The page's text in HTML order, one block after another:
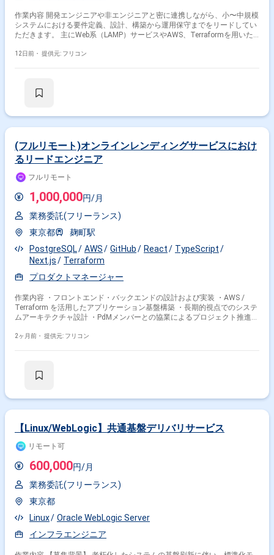
作業内容 開発エンジニアや非エンジニアと密に連携しながら、小〜中規模
システムにおける要件定義、設計、構築から運用保守までをリードしてい
ただきます。 主にWeb系（LAMP）サービスやAWS、Terraformを用いた
成・実施、障害対応、さらには実装方針の検討やコードレビューなど、イ
12日前・ 提供元: フリコン
(フルリモート)オンラインレンディングサービスにおけ
るリードエンジニア
フルリモート
1,000,000円/月
業務委託(フリーランス)
東京都
麹町駅
PostgreSQL
AWS GitHub React
TypeScript
Next.js
Terraform
プロダクトマネージャー
作業内容 ・フロントエンド・バックエンドの設計および実装 ・AWS /
Terraform を活用したアプリケーション基盤構築 ・長期的視点でのシステ
ムアーキテクチャ設計 ・PdMメンバーとの協業によるプロジェクト推進
2ヶ月前・ 提供元: フリコン
【Linux/WebLogic】共通基盤デリバリサービス
リモート可
600,000円/月
業務委託(フリーランス)
東京都
Linux
Oracle WebLogic Server
インフラエンジニア